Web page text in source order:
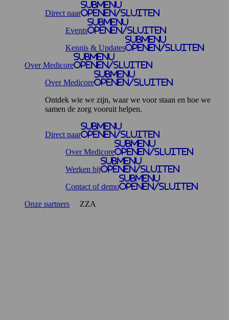
Direct naar
Submenu
openen/sluiten
Events
Submenu
openen/sluiten
Kennis & Updates
Submenu
openen/sluiten
Over Medicore
Submenu
openen/sluiten
Over Medicore
Submenu
openen/sluiten
Ontdek wie we zijn, waar we voor staan en hoe we
samen de zorg vooruit helpen.
Direct naar
Submenu
openen/sluiten
Over Medicore
Submenu
openen/sluiten
Werken bij
Submenu
openen/sluiten
Contact of demo
Submenu
openen/sluiten
Onze partners ZZA